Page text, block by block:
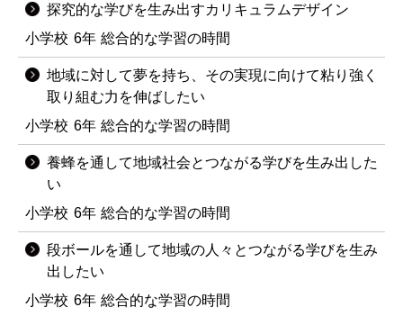
探究的な学びを生み出すカリキュラムデザイン
小学校 6年 総合的な学習の時間
地域に対して夢を持ち、その実現に向けて粘り強く
取り組む力を伸ばしたい
小学校 6年 総合的な学習の時間
養蜂を通して地域社会とつながる学びを生み出した
い
小学校 6年 総合的な学習の時間
段ボールを通して地域の人々とつながる学びを生み
出したい
小学校 6年 総合的な学習の時間